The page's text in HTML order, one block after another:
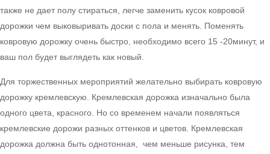
также не дает полу стираться, легче заменить кусок ковровой
дорожки чем выковыривать доски с пола и менять. Поменять
ковровую дорожку очень быстро, необходимо всего 15 -20минут, и
ваш пол будет выглядеть как новый.
Для торжественных мероприятий желательно выбирать ковровую
дорожку кремлевскую. Кремлевская дорожка изначально была
одного цвета, красного. Но со временем начали появляться
кремлевские дорожи разных оттенков и цветов. Кремлевская
дорожка должна быть однотонная, чем меньше рисунка, тем